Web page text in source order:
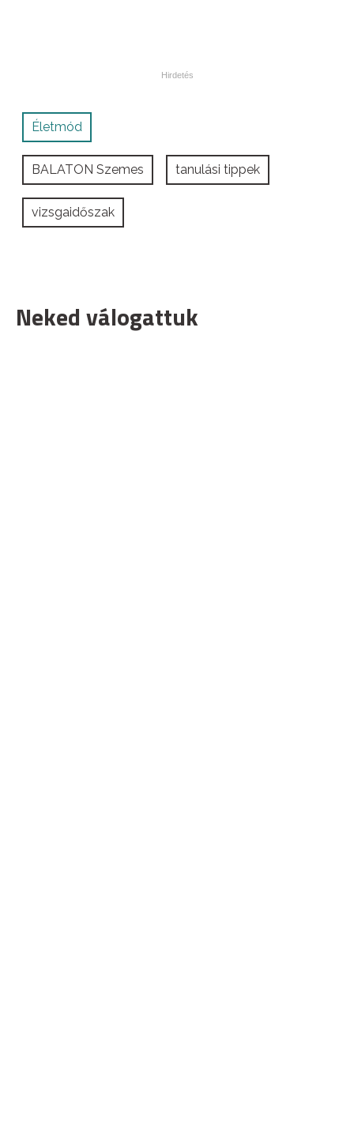
Életmód
BALATON Szemes tanulási tippek
vizsgaidőszak
Neked válogattuk